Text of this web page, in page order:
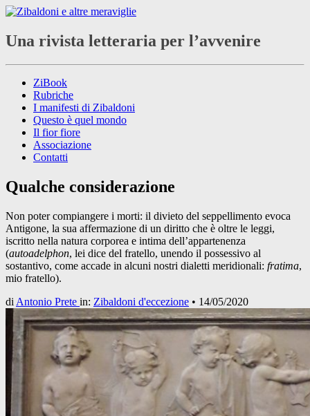
Una rivista letteraria per l’avvenire
ZiBook
Rubriche
I manifesti di Zibaldoni
Questo è quel mondo
Il fior fiore
Associazione
Contatti
Qualche considerazione
Non poter compiangere i morti: il divieto del seppellimento evoca
Antigone, la sua affermazione di un diritto che è oltre le leggi,
iscritto nella natura corporea e intima dell’appartenenza
(autoadelphon, lei dice del fratello, unendo il possessivo al
sostantivo, come accade in alcuni nostri dialetti meridionali: fratima,
mio fratello).
di Antonio Prete in: Zibaldoni d'eccezione • 14/05/2020